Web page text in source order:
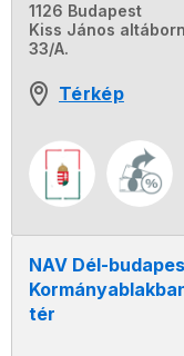
1126 Budapest
Kiss János
33/A.
Térkép
NAV Dél-
tér